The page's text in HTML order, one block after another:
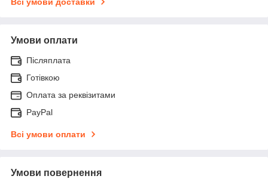
Умови оплати
Післяплата
Готівкою
Оплата за реквізитами
PayPal
Всі умови оплати
Умови повернення